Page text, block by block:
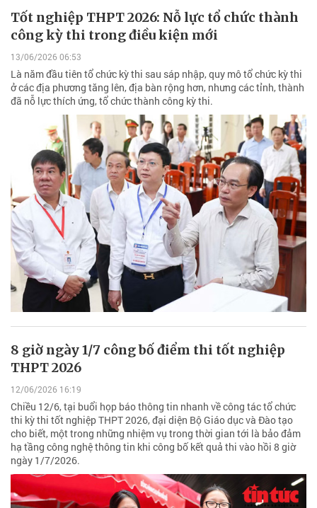
Tốt nghiệp THPT 2026: Nỗ lực tổ chức thành
công kỳ thi trong điều kiện mới
13/06/2026 06:53
Là năm đầu tiên tổ chức kỳ thi sau sáp nhập, quy mô tổ chức kỳ thi
ở các địa phương tăng lên, địa bàn rộng hơn, nhưng các tỉnh, thành
đã nỗ lực thích ứng, tổ chức thành công kỳ thi.
8 giờ ngày 1/7 công bố điểm thi tốt nghiệp
THPT 2026
12/06/2026 16:19
Chiều 12/6, tại buổi họp báo thông tin nhanh về công tác tổ chức
thi kỳ thi tốt nghiệp THPT 2026, đại diện Bộ Giáo dục và Đào tạo
cho biết, một trong những nhiệm vụ trong thời gian tới là bảo đảm
hạ tầng công nghệ thông tin khi công bố kết quả thi vào hồi 8 giờ
ngày 1/7/2026.